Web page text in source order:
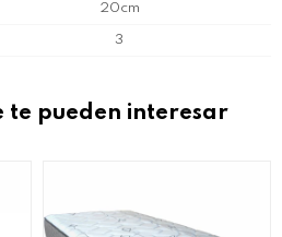
20cm
3
te pueden interesar